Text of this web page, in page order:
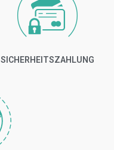
SICHERHEITSZAHLUNG